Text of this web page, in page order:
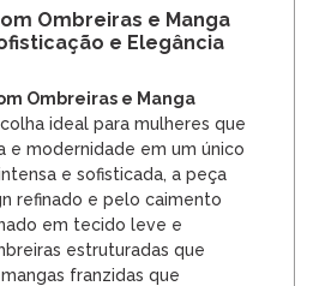
Ombreiras e Manga
e Elegância
Ombreiras e Manga
ideal para mulheres que
e modernidade em um único
e sofisticada, a peça
refinado e pelo caimento
em tecido leve e
estruturadas que
franzidas que